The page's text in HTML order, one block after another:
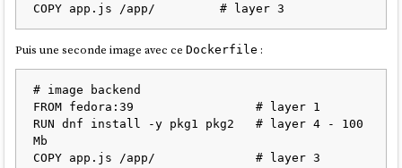
Puis une seconde image avec ceDockerfile :
# image backend
FROM fedora:39                 # layer 1
RUN dnf install -y pkg1 pkg2   # layer 4 - 100
Mb